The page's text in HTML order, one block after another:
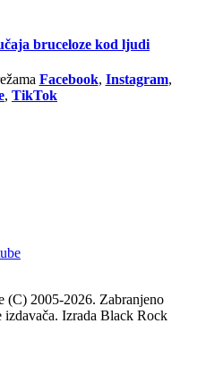
bruceloze kod ljudi
Facebook, Instagram,
, TikTok
(C) 2005-2026. Zabranjeno
izdavača. Izrada Black Rock